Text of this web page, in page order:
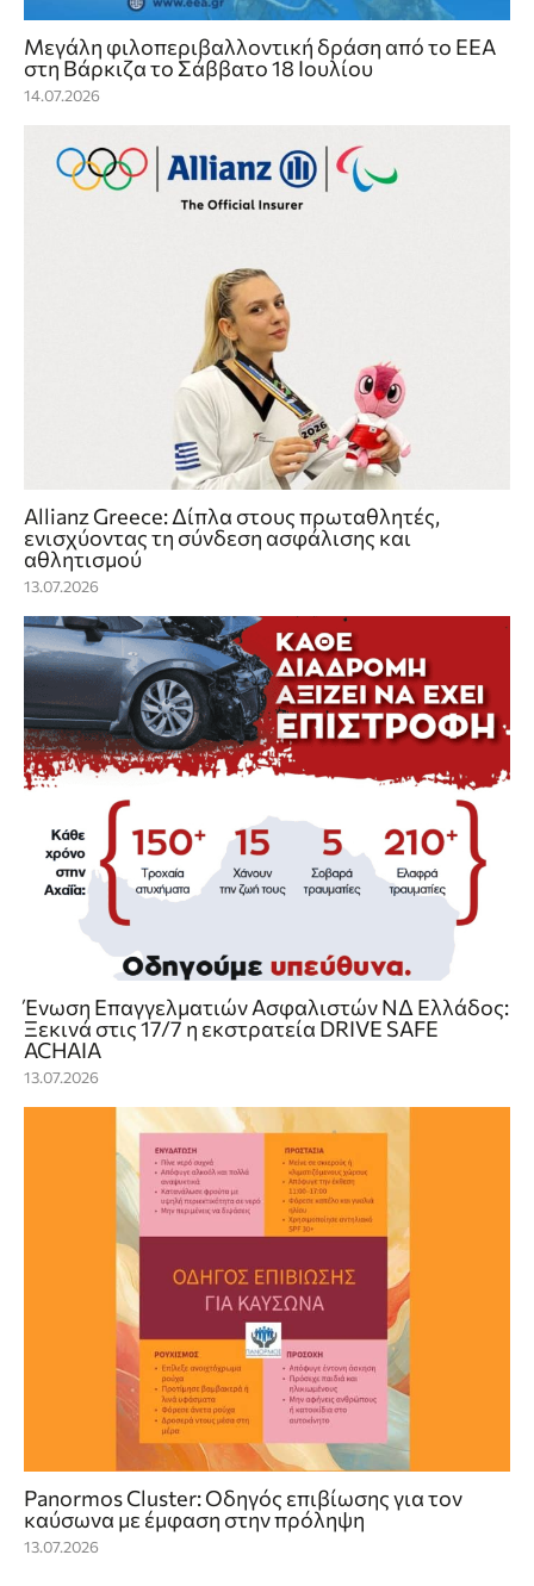
Mεγάλη φιλοπεριβαλλοντική δράση από το ΕΕΑ
στη Βάρκιζα το Σάββατο 18 Ιουλίου
14.07.2026
Allianz Greece: Δίπλα στους πρωταθλητές,
ενισχύοντας τη σύνδεση ασφάλισης και
αθλητισμού
13.07.2026
Ένωση Επαγγελματιών Ασφαλιστών ΝΔ Ελλάδος:
Ξεκινά στις 17/7 η εκστρατεία DRIVE SAFE
ACHAIA
13.07.2026
Panormos Cluster: Οδηγός επιβίωσης για τον
καύσωνα με έμφαση στην πρόληψη
13.07.2026